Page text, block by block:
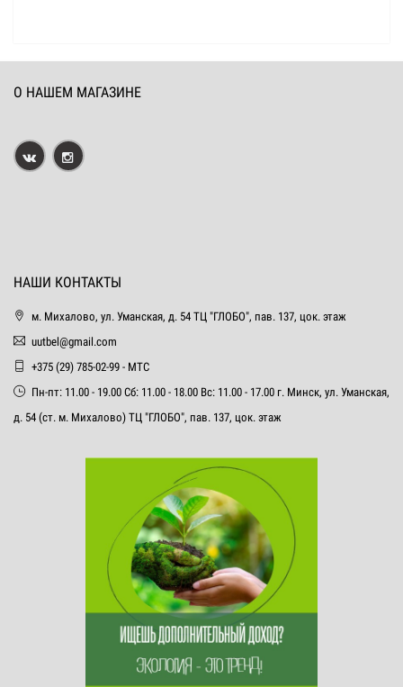
О НАШЕМ МАГАЗИНЕ
НАШИ КОНТАКТЫ
м. Михалово, ул. Уманская, д. 54 ТЦ "ГЛОБО", пав. 137, цок. этаж
uutbel@gmail.com
+375 (29) 785-02-99 - МТС
Пн-пт: 11.00 - 19.00 Сб: 11.00 - 18.00 Вс: 11.00 - 17.00 г. Минск, ул. Уманская,
д. 54 (ст. м. Михалово) ТЦ "ГЛОБО", пав. 137, цок. этаж